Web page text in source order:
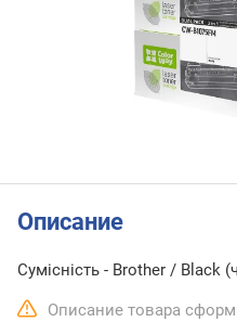
Описание
Сумісність - Brother / Black
Описание товара